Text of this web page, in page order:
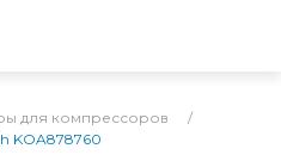
для компрессоров
/
KOA878760